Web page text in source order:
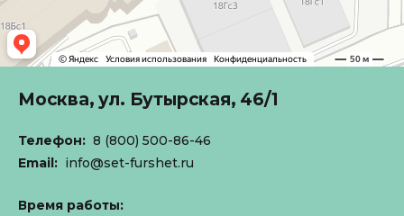
Москва, ул. Бутырская, 46/1
Телефон: 8 (800) 500-86-46
Email: info@set-furshet.ru
Время работы: